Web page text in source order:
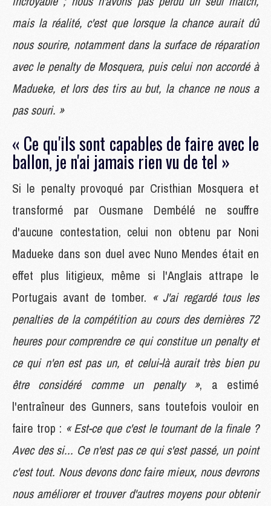
mais la réalité, c'est que lorsque la chance aurait dû
nous sourire, notamment dans la surface de réparation
avec le penalty de Mosquera, puis celui non accordé à
Madueke, et lors des tirs au but, la chance ne nous a
pas souri. »
« Ce qu'ils sont capables de faire avec le
ballon, je n'ai jamais rien vu de tel »
Si le penalty provoqué par Cristhian Mosquera et
transformé par Ousmane Dembélé ne souffre
d'aucune contestation, celui non obtenu par Noni
Madueke dans son duel avec Nuno Mendes était en
effet plus litigieux, même si l'Anglais attrape le
Portugais avant de tomber. « J'ai regardé tous les
penalties de la compétition au cours des dernières 72
heures pour comprendre ce qui constitue un penalty et
ce qui n'en est pas un, et celui-là aurait très bien pu
être considéré comme un penalty », a estimé
l'entraîneur des Gunners, sans toutefois vouloir en
faire trop : « Est-ce que c'est le tournant de la finale ?
Avec des si... Ce n'est pas ce qui s'est passé, un point
c'est tout. Nous devons donc faire mieux, nous devrons
nous améliorer et trouver d'autres moyens pour obtenir